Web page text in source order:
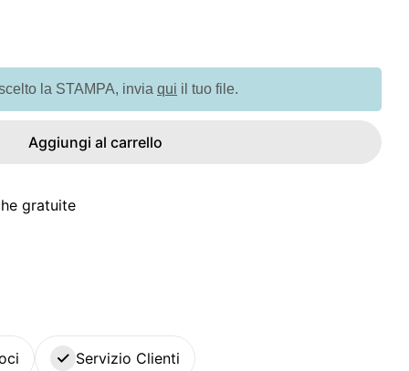
G98076 BUBBLY. Bolle di sapone
per G98076 BUBBLY. Bolle di sapone
la STAMPA, invia qui il tuo file.
Aggiungi al carrello
gratuite
Servizio Clienti